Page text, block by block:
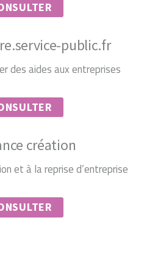
public.fr
des aides aux entreprises
création
et à la reprise d’entreprise